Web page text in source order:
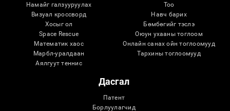
Намайг галзууруулах
Визуал кроссворд
Хосыг ол
Space Rescue
Математик хаос
Марбл-уралдаан
Аялгуут теннис
Тоо
Навч барих
Бөмбөгийг тэслэ
Оюун ухааны тоглоом
Онлайн санах ойн тоглоомууд
Тархины тоглоомууд
Дасгал
Патент
Борлуулагчид